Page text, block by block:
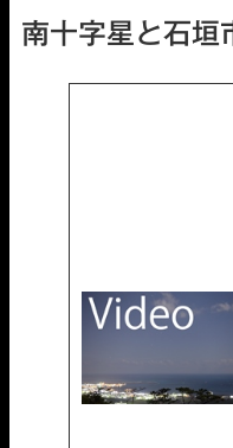
南十字星と石垣